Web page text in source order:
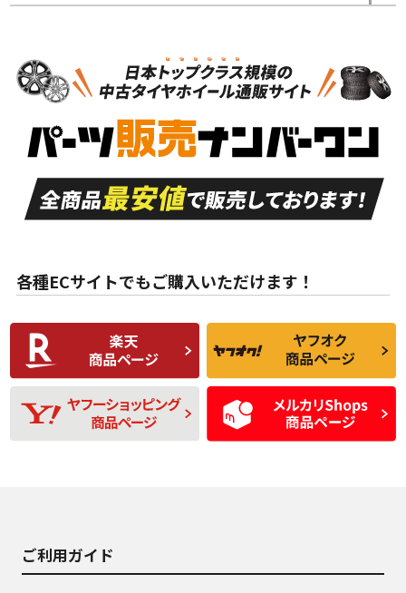
S
品）
S
新車外し品（新古
付き
A
走行距離も少なく、
目立つ傷もほとんど
ない中古品
A
走行距離も少なく、
非常に状態の良い中
古品
な中古品
んどない中古品
C
比較的きれいな中古
品
C
られるが、使用に問
題のない中古品
D
使用感や目立つ傷が
あり、一般的な中古
品
D
残り溝も少なく、偏
磨耗がみられ、短期
間使用できるくらい
の中古品
タイヤホイールセット
各種ECサイトでもご購入いただけます！
ご利用ガイド